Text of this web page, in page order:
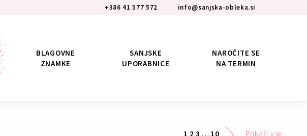
info@sanjska-obleka.si
+386 41 577 572
BLAGOVNE
ZNAMKE
SANJSKE
UPORABNICE
NAROČITE SE
NA TERMIN
1 2 3 … 10 Prikaži vse